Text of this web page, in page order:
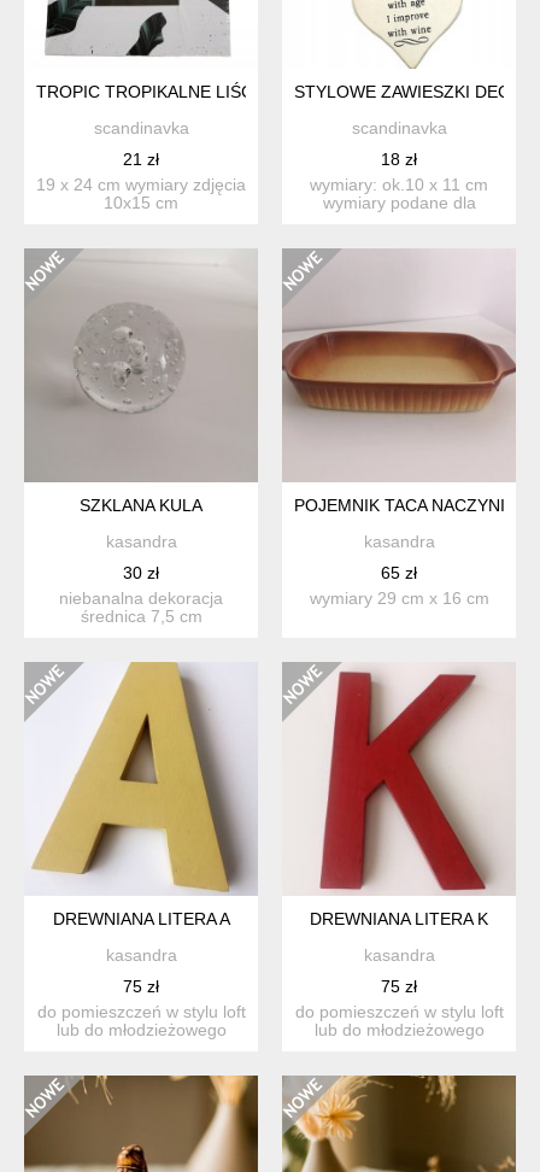
TROPIC TROPIKALNE LIŚCIE RAMKA DECOR NOWA
scandinavka
21 zł
19 x 24 cm wymiary zdjęcia
10x15 cm
STYLOWE ZAWIESZKI
scandinavka
18 zł
wymiary: ok.10 x 11 cm
wymiary podane dla
SZKLANA KULA
kasandra
30 zł
niebanalna dekoracja
średnica 7,5 cm
POJEMNIK TACA NACZYNIE
kasandra
65 zł
wymiary 29 cm x 16 cm
DREWNIANA LITERA A
kasandra
75 zł
do pomieszczeń w stylu loft
lub do młodzieżowego
DREWNIANA LITERA K
kasandra
75 zł
do pomieszczeń w stylu loft
lub do młodzieżowego